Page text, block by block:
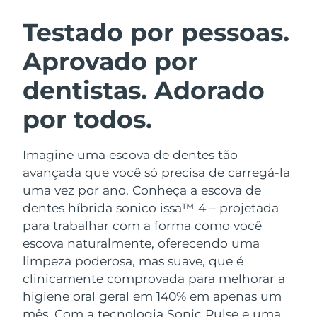
Testado por pessoas.
Aprovado por
dentistas. Adorado
por todos.
Imagine uma escova de dentes tão
avançada que você só precisa de carregá-la
uma vez por ano. Conheça a escova de
dentes híbrida sonico issa™ 4 – projetada
para trabalhar com a forma como você
escova naturalmente, oferecendo uma
limpeza poderosa, mas suave, que é
clinicamente comprovada para melhorar a
higiene oral geral em 140% em apenas um
mês. Com a tecnologia Sonic Pulse e uma
Limpeza facial
LUNA™ 4 kit
Anti-aging massage
LUNA™ 4 Plus
Massage, LED heating
LUNA™ 4 Men
For men, anti-aging massage
Lifting facial
BEAR™ 2 kit
Microcurrent toning
BEAR™ 2 go
Microcurrent toning on-the-go
BEAR™ 2 eyes & lips
Microcurrent line smoothing device
Hidratação
UFO™ 3 kit
Deep facial hydration
UFO™ 3 LED
Near-infrared and red light therapy
device
Cuidado oral
issa™ 4
Hybrid silicone sonic toothbrush
issa™ 4 plus
Smart hybrid silicone sonic toothbrush
TRATAMENTO ANTIENVELHECIMENTO
FAQ™
Antienvelhecimento Tratamentos LED
NEW
Áustria
Barein Entrega prevista
Bélgica Entrega prevista8/10/26
Bermudas
Bósnia e
Herzegovina
Entrega prevista
Brunei Entrega prevista8/15/26
Bulgária Entrega prevista
Canadá Entrega prevista
Chile Entrega prevista 8/14/26